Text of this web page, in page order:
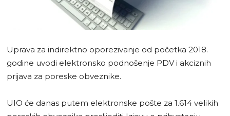
Uprava za indirektno oporezivanje od početka 2018.
godine uvodi elektronsko podnošenje PDV i akciznih
prijava za poreske obveznike.
UIO će danas putem elektronske pošte za 1.614 velikih